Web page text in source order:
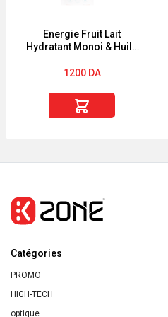
Energie Fruit Lait
Hydratant Monoi & Huile
Silicone 300ml
1200 DA
Hydratant
Monoi
Huile
d'Argan
Bio
sans
Catégories
PROMO
HIGH-TECH
optique